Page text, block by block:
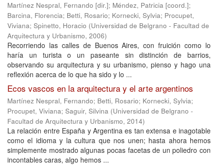
Martínez Nespral, Fernando [dir.]; Méndez, Patricia [coord.];
Barcina, Florencia; Betti, Rosario; Kornecki, Sylvia; Procupet,
Viviana; Spinetto, Horacio (Universidad de Belgrano - Facultad de
Arquitectura y Urbanismo, 2006)
Recorriendo las calles de Buenos Aires, con fruición como lo
haría un turista o un paseante sin distinción de barrios,
observando su arquitectura y su urbanismo, pienso y hago una
reflexión acerca de lo que ha sido y lo ...
Ecos vascos en la arquitectura y el arte argentinos
Martínez Nespral, Fernando; Betti, Rosario; Kornecki, Sylvia;
Procupet, Viviana; Saguir, Silvina (Universidad de Belgrano -
Facultad de Arquitectura y Urbanismo, 2014)
La relación entre España y Argentina es tan extensa e inagotable
como el idioma y la cultura que nos unen; hasta ahora hemos
simplemente mostrado algunas pocas facetas de un poliedro con
incontables caras, algo hemos ...